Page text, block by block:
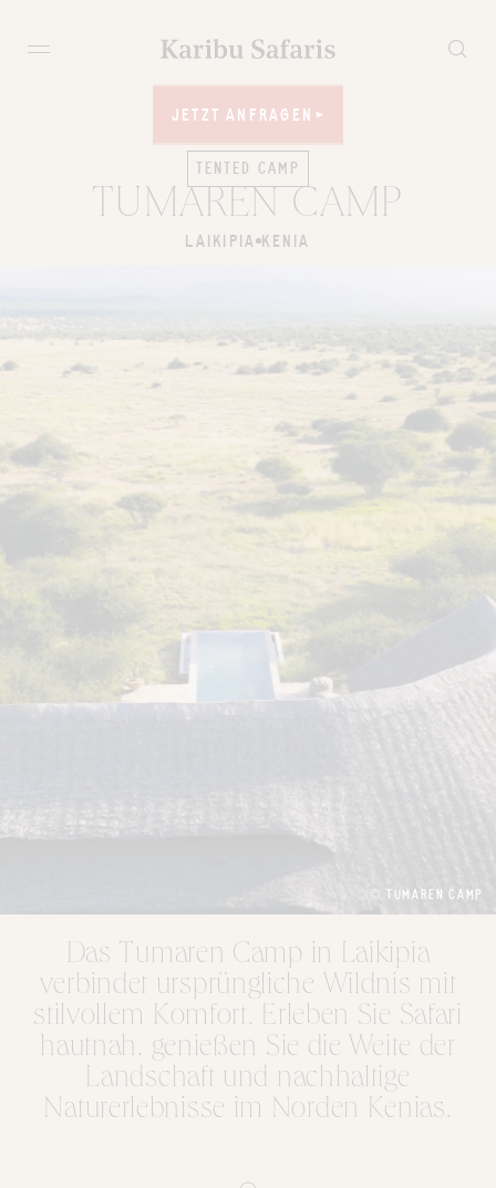
JETZT ANFRAGEN
JETZT ANFRAGEN
TENTED CAMP
TUMAREN CAMP
LAIKIPIA KENIA
© TUMAREN CAMP
Das Tumaren Camp in Laikipia
verbindet ursprüngliche Wildnis mit
stilvollem Komfort. Erleben Sie Safari
hautnah, genießen Sie die Weite der
Landschaft und nachhaltige
Naturerlebnisse im Norden Kenias.